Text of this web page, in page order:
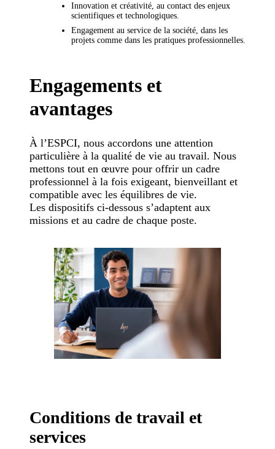
Innovation et créativité, au contact des enjeux
scientifiques et technologiques.
Engagement au service de la société, dans les
projets comme dans les pratiques professionnelles.
Engagements et
avantages
À l’ESPCI, nous accordons une attention
particulière à la qualité de vie au travail. Nous
mettons tout en œuvre pour offrir un cadre
professionnel à la fois exigeant, bienveillant et
compatible avec les équilibres de vie.
Les dispositifs ci-dessous s’adaptent aux
missions et au cadre de chaque poste.
Conditions de travail et
services